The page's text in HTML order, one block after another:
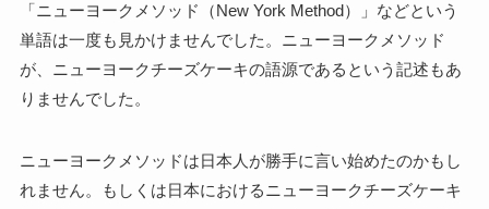
「ニューヨークメソッド（New York Method）」などという
単語は一度も見かけませんでした。ニューヨークメソッド
が、ニューヨークチーズケーキの語源であるという記述もあ
りませんでした。
ニューヨークメソッドは日本人が勝手に言い始めたのかもし
れません。もしくは日本におけるニューヨークチーズケーキ